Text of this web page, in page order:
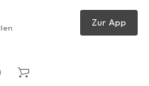
Zur App